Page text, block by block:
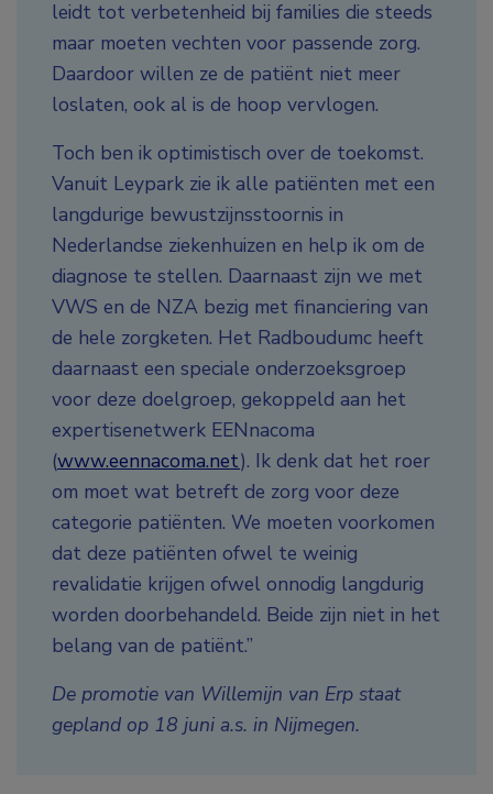
leidt tot verbetenheid bij families die steeds
maar moeten vechten voor passende zorg.
Daardoor willen ze de patiënt niet meer
loslaten, ook al is de hoop vervlogen.
Toch ben ik optimistisch over de toekomst.
Vanuit Leypark zie ik alle patiënten met een
langdurige bewustzijnsstoornis in
Nederlandse ziekenhuizen en help ik om de
diagnose te stellen. Daarnaast zijn we met
VWS en de NZA bezig met financiering van
de hele zorgketen. Het Radboudumc heeft
daarnaast een speciale onderzoeksgroep
voor deze doelgroep, gekoppeld aan het
expertisenetwerk EENnacoma
(www.eennacoma.net). Ik denk dat het roer
om moet wat betreft de zorg voor deze
categorie patiënten. We moeten voorkomen
dat deze patiënten ofwel te weinig
revalidatie krijgen ofwel onnodig langdurig
worden doorbehandeld. Beide zijn niet in het
belang van de patiënt.”
De promotie van Willemijn van Erp staat
gepland op 18 juni a.s. in Nijmegen.